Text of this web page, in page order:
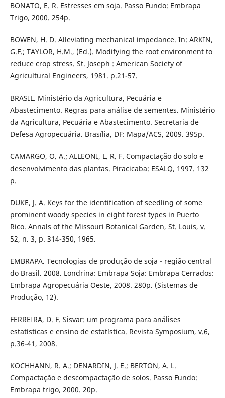
BONATO, E. R. Estresses em soja. Passo Fundo: Embrapa
Trigo, 2000. 254p.
BOWEN, H. D. Alleviating mechanical impedance. In: ARKIN,
G.F.; TAYLOR, H.M., (Ed.). Modifying the root environment to
reduce crop stress. St. Joseph : American Society of
Agricultural Engineers, 1981. p.21-57.
BRASIL. Ministério da Agricultura, Pecuária e
Abastecimento. Regras para análise de sementes. Ministério
da Agricultura, Pecuária e Abastecimento. Secretaria de
Defesa Agropecuária. Brasília, DF: Mapa/ACS, 2009. 395p.
CAMARGO, O. A.; ALLEONI, L. R. F. Compactação do solo e
desenvolvimento das plantas. Piracicaba: ESALQ, 1997. 132
p.
DUKE, J. A. Keys for the identification of seedling of some
prominent woody species in eight forest types in Puerto
Rico. Annals of the Missouri Botanical Garden, St. Louis, v.
52, n. 3, p. 314-350, 1965.
EMBRAPA. Tecnologias de produção de soja - região central
do Brasil. 2008. Londrina: Embrapa Soja: Embrapa Cerrados:
Embrapa Agropecuária Oeste, 2008. 280p. (Sistemas de
Produção, 12).
FERREIRA, D. F. Sisvar: um programa para análises
estatísticas e ensino de estatística. Revista Symposium, v.6,
p.36-41, 2008.
KOCHHANN, R. A.; DENARDIN, J. E.; BERTON, A. L.
Compactação e descompactação de solos. Passo Fundo:
Embrapa trigo, 2000. 20p.